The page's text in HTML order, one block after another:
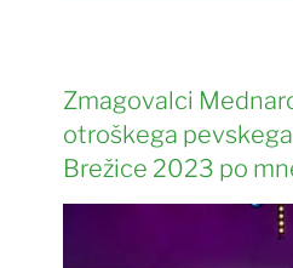
Zmagovalci
otroškega
Brežice 2023 po